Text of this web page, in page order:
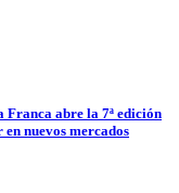
abre la 7ª edición
nuevos mercados